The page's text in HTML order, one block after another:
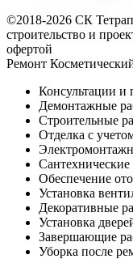
©2018-2026 СК
строительство и
офертой
Ремонт
Консультации и
Демонтажные
Строительные
Отделка с
Обеспечение
Установка
Декоративные
Установка
Завершающие
Уборка после